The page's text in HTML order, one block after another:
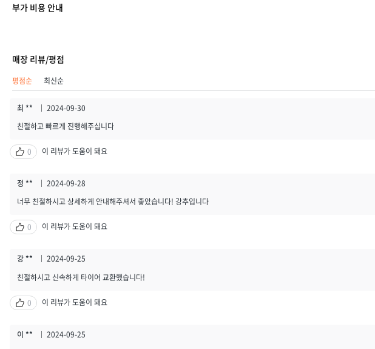
부가 비용 안내
매장 리뷰/평점
평점순 최신순
최 **
2024-09-30
친절하고 빠르게 진행해주십니다
0 이 리뷰가 도움이 돼요
정 **
2024-09-28
너무 친절하시고 상세하게 안내해주셔서 좋았습니다! 강추입니다
0 이 리뷰가 도움이 돼요
강 **
2024-09-25
친절하시고 신속하게 타이어 교환했습니다!
0 이 리뷰가 도움이 돼요
이 **
2024-09-25